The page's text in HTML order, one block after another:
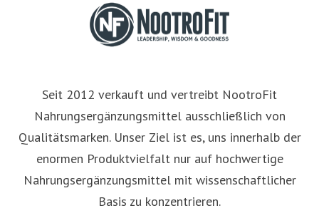
Seit 2012 verkauft und vertreibt NootroFit
Nahrungsergänzungsmittel ausschließlich von
Qualitätsmarken. Unser Ziel ist es, uns innerhalb der
enormen Produktvielfalt nur auf hochwertige
Nahrungsergänzungsmittel mit wissenschaftlicher
Basis zu konzentrieren.